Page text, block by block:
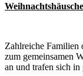
Zahlreiche Familien
zum gemeinsamen
an und trafen sich